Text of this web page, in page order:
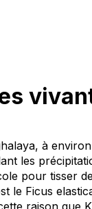
à
les
pour tisser
le Ficus
raison que